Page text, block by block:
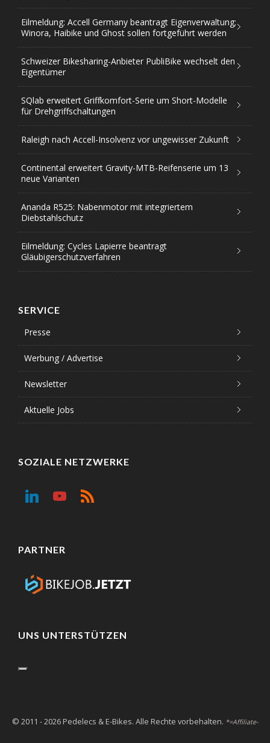
Eilmeldung: Accell Germany beantragt Eigenverwaltung;
Winora, Haibike und Ghost sollen fortgeführt werden
Schweizer Bikesharing-Anbieter PubliBike wechselt den
Eigentümer
SQlab erweitert Griffkomfort-Serie um Short-Modelle
für Drehgriffschaltungen
Raleigh nach Accell-Insolvenz vor ungewisser Zukunft
Continental erweitert Gravity-MTB-Reifenserie um 13
neue Varianten
Ananda R525: Nabenmotor mit integriertem
Diebstahlschutz
Eilmeldung: Cycles Lapierre beantragt
Gläubigerschutzverfahren
SERVICE
Presse
Werbung / Advertise
Newsletter
Aktuelle Jobs
SOZIALE NETZWERKE
PARTNER
UNS UNTERSTÜTZEN
© 2011 - 2026 Pedelecs & E-Bikes. Alle Rechte vorbehalten. *=Affiliate-